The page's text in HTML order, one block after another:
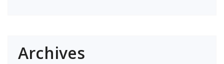
Archives